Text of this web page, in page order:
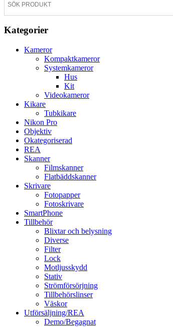
Kategorier
Kameror
Kompaktkameror
Systemkameror
Hus
Kit
Videokameror
Kikare
Tubkikare
Nikon Pro
Objektiv
Okategoriserad
REA
Skanner
Filmskanner
Flatbäddskanner
Skrivare
Fotopapper
Fotoskrivare
SmartPhone
Tillbehör
Blixtar och belysning
Diverse
Filter
Lock
Motljusskydd
Stativ
Strömförsörjning
Tillbehörslinser
Väskor
Utförsäljning/REA
Demo/Begagnat